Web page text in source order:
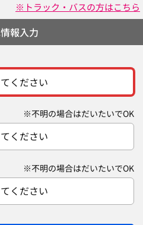
※トラック・バスの方はこちら
報入力
ください
※不明の場合はだいたいでOK
ください
※不明の場合はだいたいでOK
ください